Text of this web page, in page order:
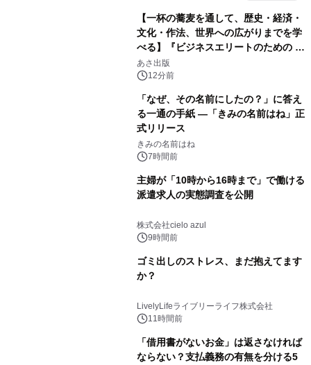
【一杯の蕎麦を通して、歴史・経済・
文化・作法、世界への広がりまでを学
べる】『ビジネスエリートのための 教
養としての蕎麦』2026年8月25日
（火）発売
あさ出版
12分前
「なぜ、その名前にしたの？」に答え
る一通の手紙 ―「きみの名前はね」正
式リリース
きみの名前はね
7時間前
主婦が「10時から16時まで」で働ける
派遣求人の実態調査を公開
株式会社cielo azul
9時間前
ゴミ出しのストレス、まだ抱えてます
か？
LivelyLifeライブリーライフ株式会社
11時間前
「借用書がないお金」は返さなければ
ならない？支払義務の有無を分ける5